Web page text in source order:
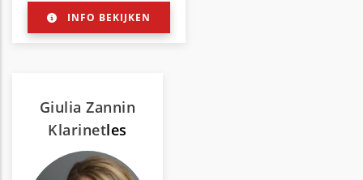
INFO BEKIJKEN
Giulia Zannin
Klarinetles